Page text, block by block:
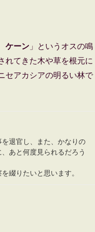
ケーン」というオスの鳴
れてきた木や草を根元に
セアカシアの明るい林で
退官し、また、かなりの
あと何度見られるだろう
綴りたいと思います。